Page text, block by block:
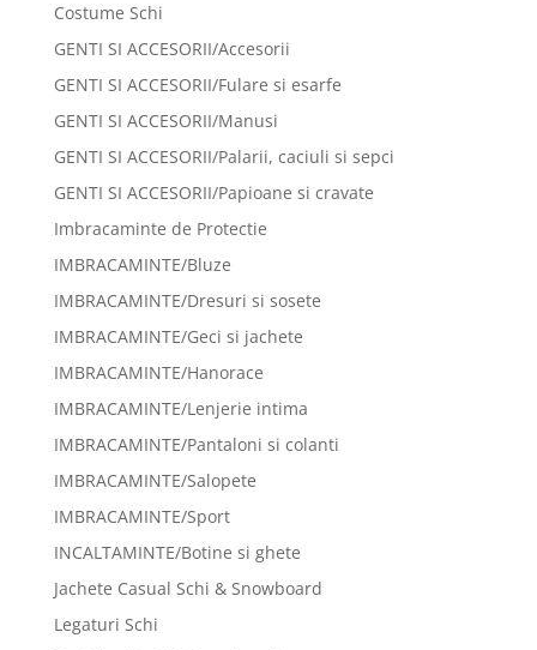
Costume Schi
GENTI SI ACCESORII/Accesorii
GENTI SI ACCESORII/Fulare si esarfe
GENTI SI ACCESORII/Manusi
GENTI SI ACCESORII/Palarii, caciuli si sepci
GENTI SI ACCESORII/Papioane si cravate
Imbracaminte de Protectie
IMBRACAMINTE/Bluze
IMBRACAMINTE/Dresuri si sosete
IMBRACAMINTE/Geci si jachete
IMBRACAMINTE/Hanorace
IMBRACAMINTE/Lenjerie intima
IMBRACAMINTE/Pantaloni si colanti
IMBRACAMINTE/Salopete
IMBRACAMINTE/Sport
INCALTAMINTE/Botine si ghete
Jachete Casual Schi & Snowboard
Legaturi Schi